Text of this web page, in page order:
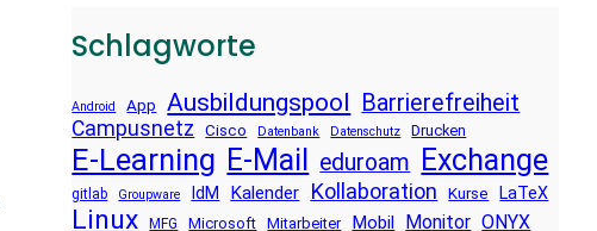
Schlagworte
Android App Ausbildungspool Barrierefreiheit
Campusnetz Cisco Datenbank Datenschutz Drucken
E-Learning E-Mail eduroam Exchange
gitlab Groupware IdM Kalender Kollaboration Kurse LaTeX
Linux MFG Microsoft Mitarbeiter Mobil Monitor ONYX